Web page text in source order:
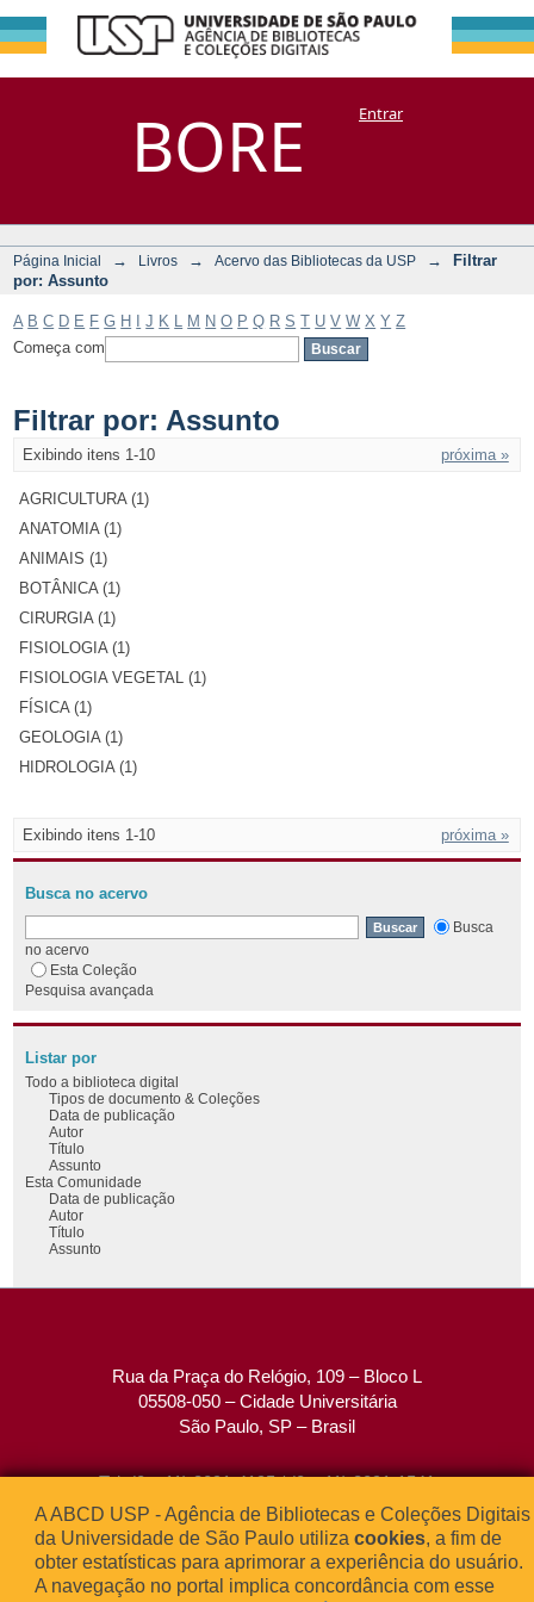
BORE
Filtrar por:
Assunto
DSpace/Manakin + CoriscoEntrar
Página Inicial → Livros → Acervo das Bibliotecas da USP →
Filtrar
por: Assunto
A B C D E F G H J K M N O P Q R S T U V W X Y Z
Começa com
Filtrar por: Assunto
Exibindo itens 1-10 próxima »
AGRICULTURA (1)
ANATOMIA (1)
ANIMAIS (1)
BOTÂNICA (1)
CIRURGIA (1)
FISIOLOGIA (1)
FISIOLOGIA VEGETAL (1)
FÍSICA (1)
GEOLOGIA (1)
HIDROLOGIA (1)
Exibindo itens 1-10 próxima »
Busca no acervo
Busca
no acervo
Esta Coleção
Pesquisa avançada
Listar por
Todo a biblioteca digital
Tipos de documento & Coleções
Data de publicação
Autor
Título
Assunto
Esta Comunidade
Data de publicação
Autor
Título
Assunto
Rua da Praça do Relógio, 109 – Bloco L
05508-050 – Cidade Universitária
São Paulo, SP – Brasil
Tel: (0xx11) 3091-4195 / (0xx11) 3091-1541
Fax: (0xx11) 3091-1567
E-mail:atendimento@abcd.usp.br
A ABCD USP - Agência de Bibliotecas e Coleções Digitais
da Universidade de São Paulo utiliza cookies, a fim de
obter estatísticas para aprimorar a experiência do usuário.
A navegação no portal implica concordância com esse